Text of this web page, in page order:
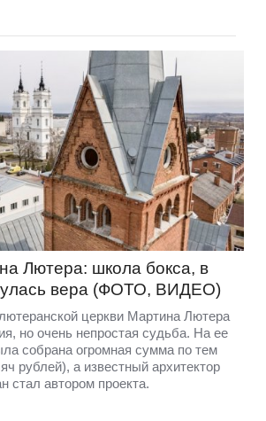
Лютера: школа бокса, в
вера (ФОТО, ВИДЕО)
церкви Мартина Лютера
но очень непростая судьба. На ее
собрана огромная сумма по тем
рублей), а известный архитектор
стал автором проекта.